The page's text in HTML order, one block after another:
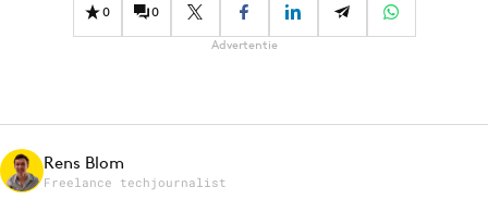
0 0
Advertentie
Rens Blom
Freelance techjournalist